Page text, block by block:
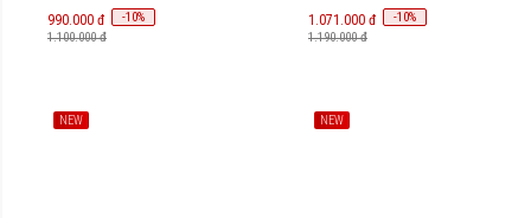
990.000 đ -10%
1.100.000 đ
1.071.000 đ -10%
1.190.000 đ
NEW NEW